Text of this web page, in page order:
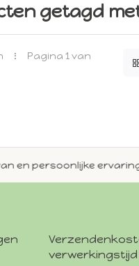
getagd
Pagina 1 van
en persoonlijke
verwerkingstijd